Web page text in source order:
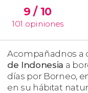
9/ 10
101 opiniones
Acompañadnos a
de Indonesia a
días por Borneo,
en su hábitat